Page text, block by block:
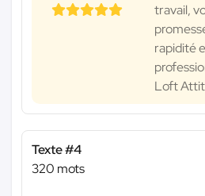
travail,
rapidité
Loft
Texte #4
320 mots